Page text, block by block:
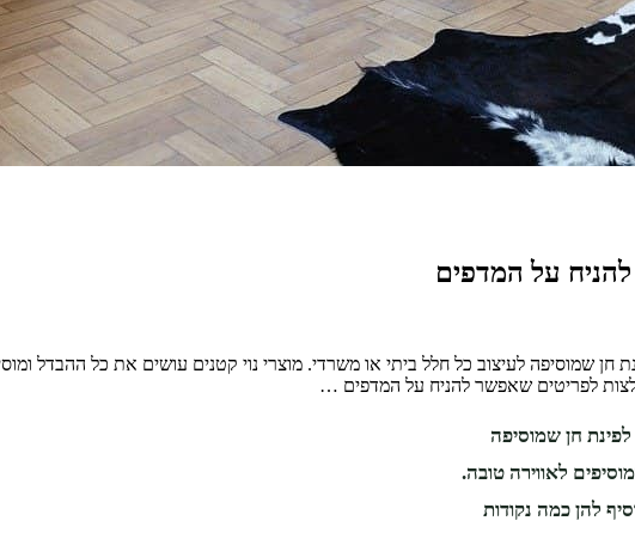
שמוסיפה לעיצוב כל חלל ביתי או משרדי. מוצרי נוי קטנים עושים את כל ההבדל
לפריטים שאפשר להניח על המדפים …
חן שמוסיפה
לאווירה טובה.
להן כמה נקודות